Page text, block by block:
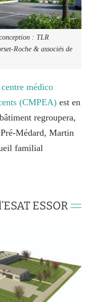
: TLR
Roche & associés de
médico
(CMPEA) est en
regroupera,
Médard, Martin
familial
ESSOR